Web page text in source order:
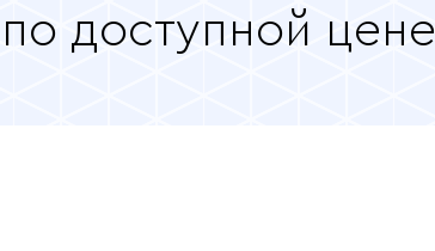
по доступной цене